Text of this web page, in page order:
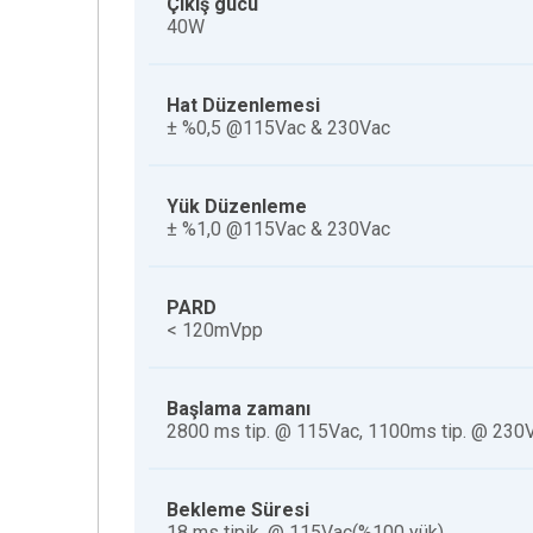
40W
Hat Düzenlemesi
± %0,5 @115Vac & 230Vac
Yük Düzenleme
± %1,0 @115Vac & 230Vac
PARD
< 120mVpp
Başlama zamanı
2800 ms tip. @ 115Vac, 1100ms tip. @
Bekleme Süresi